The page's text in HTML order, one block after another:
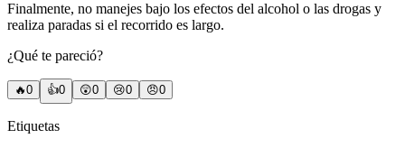
Finalmente, no manejes bajo los efectos del alcohol o las drogas y
realiza paradas si el recorrido es largo.
¿Qué te pareció?
🔥0 👍0 😲0 😢0 😠0
Etiquetas